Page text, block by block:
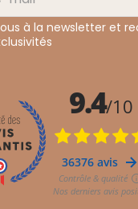
à la newsletter et